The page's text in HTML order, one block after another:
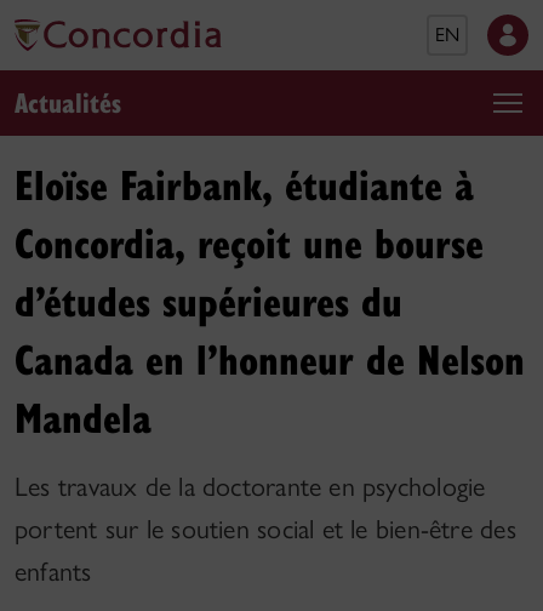
EN
Actualités
Eloïse Fairbank, étudiante à
Concordia, reçoit une bourse
d’études supérieures du
Canada en l’honneur de Nelson
Mandela
Les travaux de la doctorante en psychologie
portent sur le soutien social et le bien-être des
enfants